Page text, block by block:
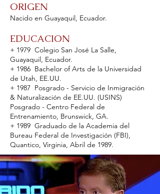
ORIGEN
Nacido en Guayaquil, Ecuador.
EDUCACION
+ 1979 Colegio San José La Salle,
Guayaquil, Ecuador.
+ 1986 Bachelor of Arts de la Universidad
de Utah, EE.UU.
+ 1987 Posgrado - Servicio de Inmigración
& Naturalización de EE.UU. (USINS)
Posgrado - Centro Federal de
Entrenamiento, Brunswick, GA.
+ 1989 Graduado de la Academia del
Bureau Federal de Investigación (FBI),
Quantico, Virginia, Abril de 1989.